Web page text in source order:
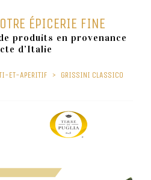
ÉPICERIE FINE
produits en provenance
d’Italie
ET-APERITIF > GRISSINI CLASSICO